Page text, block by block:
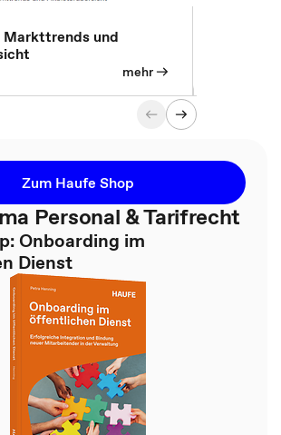
und
mehr
Zum Haufe Shop
Personal & Tarifrecht
Onboarding im
Dienst